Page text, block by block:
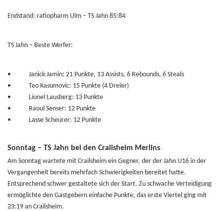
Endstand: ratiopharm Ulm – TS Jahn 85:84
TS Jahn – Beste Werfer:
•
Janick Jamin: 21 Punkte, 13 Assists, 6 Rebounds, 6 Steals
•
Teo Kasumovic: 15 Punkte (4 Dreier)
•
Lionel Lausberg: 13 Punkte
•
Raoul Senser: 12 Punkte
•
Lasse Scheurer: 12 Punkte
Sonntag – TS Jahn bei den Crailsheim Merlins
Am Sonntag wartete mit Crailsheim ein Gegner, der der Jahn U16 in der
Vergangenheit bereits mehrfach Schwierigkeiten bereitet hatte.
Entsprechend schwer gestaltete sich der Start. Zu schwache Verteidigung
ermöglichte den Gastgebern einfache Punkte, das erste Viertel ging mit
23:19 an Crailsheim.